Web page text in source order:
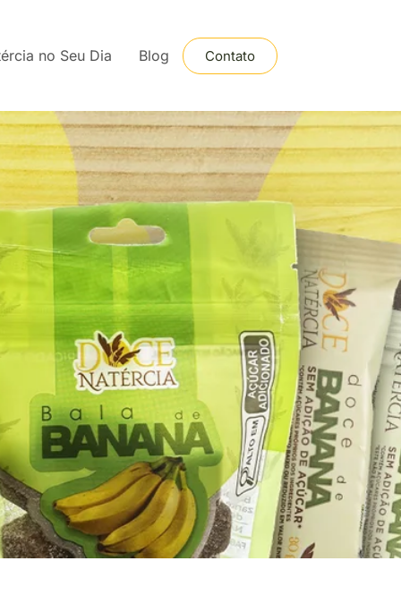
no Seu Dia Blog Contato